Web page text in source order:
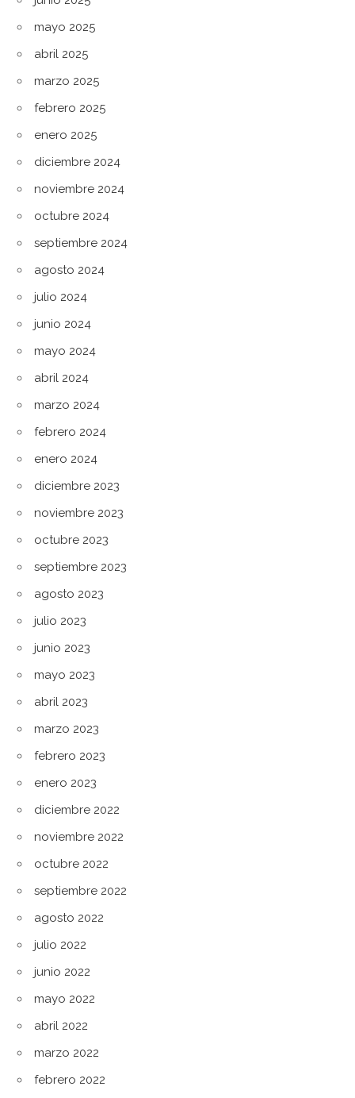
mayo 2025
abril 2025
marzo 2025
febrero 2025
enero 2025
diciembre 2024
noviembre 2024
octubre 2024
septiembre 2024
agosto 2024
julio 2024
junio 2024
mayo 2024
abril 2024
marzo 2024
febrero 2024
enero 2024
diciembre 2023
noviembre 2023
octubre 2023
septiembre 2023
agosto 2023
julio 2023
junio 2023
mayo 2023
abril 2023
marzo 2023
febrero 2023
enero 2023
diciembre 2022
noviembre 2022
octubre 2022
septiembre 2022
agosto 2022
julio 2022
junio 2022
mayo 2022
abril 2022
marzo 2022
febrero 2022